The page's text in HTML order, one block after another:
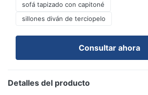
sofá tapizado con capitoné
sillones diván de terciopelo
Consultar ahora
Detalles del producto